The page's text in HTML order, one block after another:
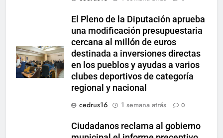
El Pleno de la Diputación aprueba
una modificación presupuestaria
cercana al millón de euros
destinada a inversiones directas
en los pueblos y ayudas a varios
clubes deportivos de categoría
regional y nacional
cedrus16
1 semana atrás 0
Ciudadanos reclama al gobierno